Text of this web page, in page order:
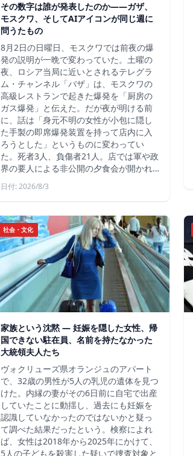
その数字は誰が発表したのか——ガザ、
モスクワ、そしてAIアイコンが同じ週に
問うたもの
8月2日の日曜日、モスクワでは前夜の爆
発の説明が一晩で変わっていた。土曜の
夜、ロシア当局に近いとされるテレグラ
ム・チャンネル「バザ」は、モスクワの
高級レストランで起きた爆発を「厨房の
ガス爆発」と伝えた。だが夜が明ける前
に、話は「身元不明の女性が小包に隠し
た手製の即席爆発装置を持って店内に入
ろうとした」というものに変わってい
た。死者3人、負傷者21人。店では軍や政
界の要人による非公開の夕食会が開かれ…
日付: 2026/8/3
社会・文化
家族という沈黙 ― 妊娠を隠した女性、帰
国できない駐在員、名前を持たなかった
大統領夫人たち
ヴォクリューズ県オランジュのアパート
で、32歳の男性が5人の乳児の遺体を見つ
けた。内縁の妻がその6日前に自宅で出産
していたことに動揺し、過去にも妊娠を
認識していなかったのではないかと疑っ
て調べた結果だったという。検察によれ
ば、女性は2018年から2025年にかけて、
5人の子どもを殺害した疑いで捜査対象と